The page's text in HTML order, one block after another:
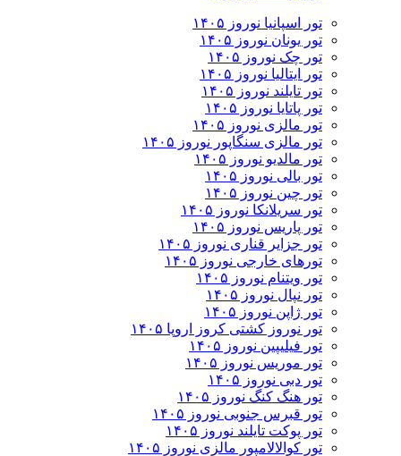
تور اسپانیا نوروز ۱۴۰۵
تور یونان نوروز ۱۴۰۵
تور چک نوروز ۱۴۰۵
تور ایتالیا نوروز ۱۴۰۵
تور تایلند نوروز ۱۴۰۵
تور پاتایا نوروز ۱۴۰۵
تور مالزی نوروز ۱۴۰۵
تور مالزی سنگاپور نوروز ۱۴۰۵
تور مالدیو نوروز ۱۴۰۵
تور بالی نوروز ۱۴۰۵
تور چين نوروز ۱۴۰۵
تور سریلانکا نوروز ۱۴۰۵
تور پاریس نوروز ۱۴۰۵
تور جزایر قناری نوروز ۱۴۰۵
تورهای خارجی نوروز ۱۴۰۵
تور ویتنام نوروز ۱۴۰۵
تور نپال نوروز ۱۴۰۵
تور ژاپن نوروز ۱۴۰۵
تور نوروز کشتی کروز اروپا ۱۴۰۵
تور فیلیپین نوروز ۱۴۰۵
تور موریس نوروز ۱۴۰۵
تور دبی نوروز ۱۴۰۵
تور هنگ کنگ نوروز ۱۴۰۵
تور قبرس جنوبی نوروز ۱۴۰۵
تور پوکت تایلند نوروز ۱۴۰۵
تور کوالالامپور مالزی نوروز ۱۴۰۵